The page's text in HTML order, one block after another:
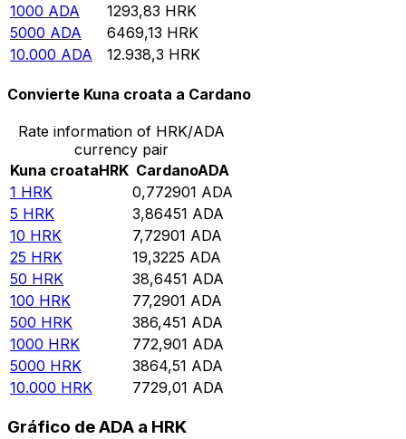
1000 ADA 1293,83 HRK
5000 ADA 6469,13 HRK
10.000 ADA 12.938,3 HRK
Convierte Kuna croata a Cardano
Rate information of HRK/ADA
currency pair
Kuna croataHRK CardanoADA
1 HRK 0,772901 ADA
5 HRK 3,86451 ADA
10 HRK 7,72901 ADA
25 HRK 19,3225 ADA
50 HRK 38,6451 ADA
100 HRK 77,2901 ADA
500 HRK 386,451 ADA
1000 HRK 772,901 ADA
5000 HRK 3864,51 ADA
10.000 HRK 7729,01 ADA
Gráfico de ADA a HRK